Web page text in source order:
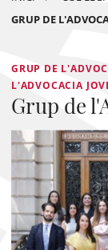
GRUP DE
GRUP DE
L'ADVOCACIA
Grup de